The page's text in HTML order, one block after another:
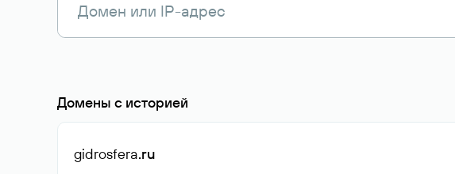
Домены с историей
gidrosfera.ru